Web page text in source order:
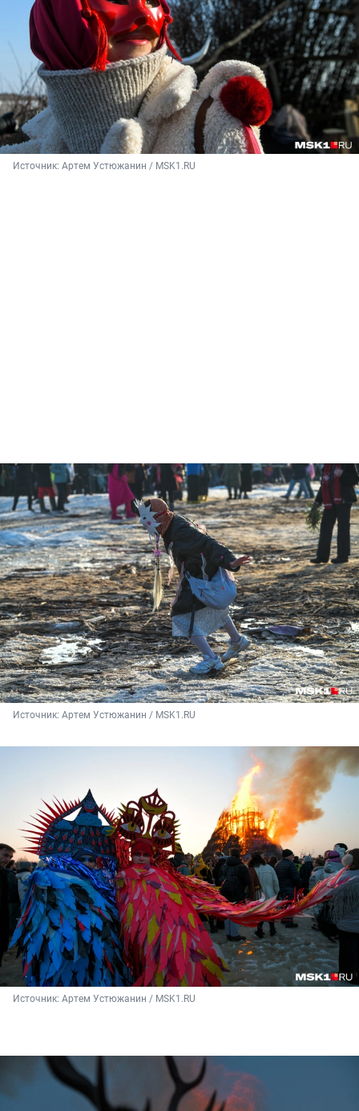
Источник: Артем Устюжанин / MSK1.RU
Источник: Артем Устюжанин / MSK1.RU
Источник: Артем Устюжанин / MSK1.RU